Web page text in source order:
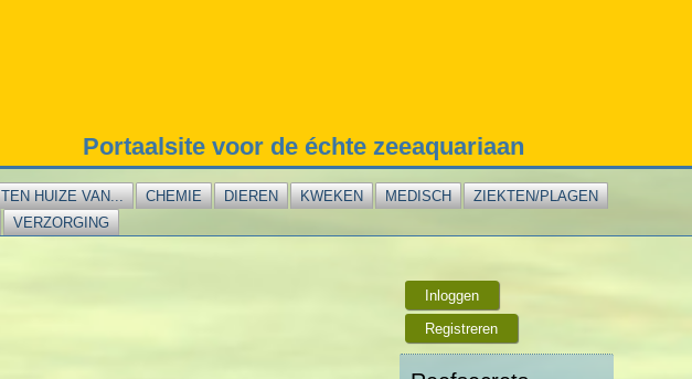
Portaalsite voor de échte zeeaquariaan
TEN HUIZE VAN... CHEMIE DIEREN KWEKEN MEDISCH
ZIEKTEN/PLAGEN
VERZORGING
Inloggen
Registreren